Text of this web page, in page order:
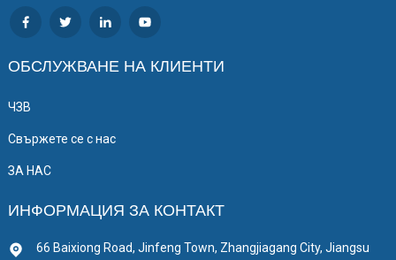
ОБСЛУЖВАНЕ НА КЛИЕНТИ
ЧЗВ
Свържете се с нас
ЗА НАС
ИНФОРМАЦИЯ ЗА КОНТАКТ
66 Baixiong Road, Jinfeng Town, Zhangjiagang City, Jiangsu